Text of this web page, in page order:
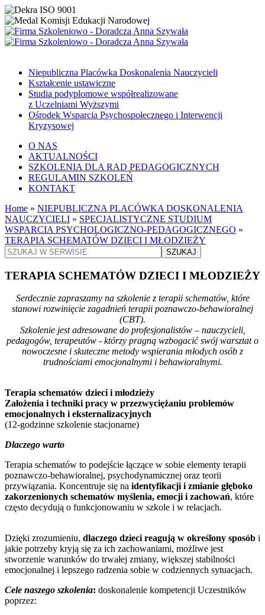
Niepubliczna Placówka Doskonalenia Nauczycieli
Kształcenie ustawiczne
Studia podyplomowe współrealizowane
z Uczelniami Wyższymi
Ośrodek Wsparcia Psychospołecznego i Interwencji
Kryzysowej
O NAS
AKTUALNOŚCI
SZKOLENIA DLA RAD PEDAGOGICZNYCH
REGULAMIN SZKOLEŃ
KONTAKT
Home » NIEPUBLICZNA PLACÓWKA DOSKONALENIA
NAUCZYCIELI » SPECJALISTYCZNE STUDIUM
WSPARCIA PSYCHOLOGICZNO-PEDAGOGICZNEGO »
TERAPIA SCHEMATÓW DZIECI I MŁODZIEŻY
SZUKAJ
TERAPIA SCHEMATÓW DZIECI I MŁODZIEŻY
Serdecznie zapraszamy na szkolenie z terapii schematów, które
stanowi rozwinięcie zagadnień terapii poznawczo-behawioralnej
(CBT).
Szkolenie jest adresowane do profesjonalistów – nauczycieli,
pedagogów, terapeutów - którzy pragną wzbogacić swój warsztat o
nowoczesne i skuteczne metody wspierania młodych osób z
trudnościami emocjonalnymi i behawioralnymi.
Terapia schematów dzieci i młodzieży
Założenia i techniki pracy w przezwyciężaniu problemów
emocjonalnych i eksternalizacyjnych
(12-godzinne szkolenie stacjonarne)
Dlaczego warto
Terapia schematów to podejście łączące w sobie elementy terapii
poznawczo-behawioralnej, psychodynamicznej oraz teorii
przywiązania. Koncentruje się na identyfikacji i zmianie głęboko
zakorzenionych schematów myślenia, emocji i zachowań, które
często decydują o funkcjonowaniu w szkole i w relacjach.
Dzięki zrozumieniu, dlaczego dzieci reagują w określony sposób i
jakie potrzeby kryją się za ich zachowaniami, możliwe jest
stworzenie warunków do trwałej zmiany, większej stabilności
emocjonalnej i lepszego radzenia sobie w codziennych sytuacjach.
Cele naszego szkolenia: doskonalenie kompetencji Uczestników
poprzez: